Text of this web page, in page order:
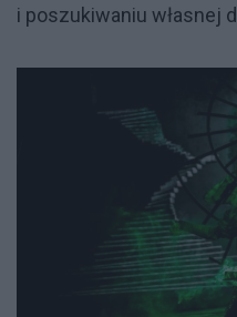
i poszukiwaniu własnej